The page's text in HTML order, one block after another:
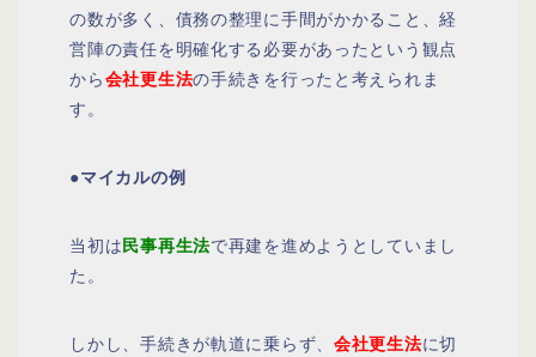
の数が多く、債務の整理に手間がかかること、経
営陣の責任を明確化する必要があったという観点
から会社更生法の手続きを行ったと考えられま
す。
●マイカルの例
当初は民事再生法で再建を進めようとしていまし
た。
しかし、手続きが軌道に乗らず、 会社更生法に切